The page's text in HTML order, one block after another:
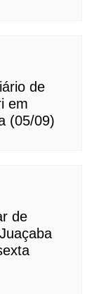
de
em
(05/09)
de